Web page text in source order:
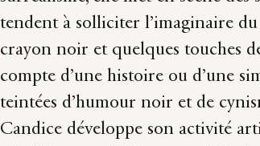
tendent à solliciter l’imaginaire du
crayon noir et quelques touches
compte d’une histoire ou d’une
teintées d’humour noir et de
Candice développe son activité